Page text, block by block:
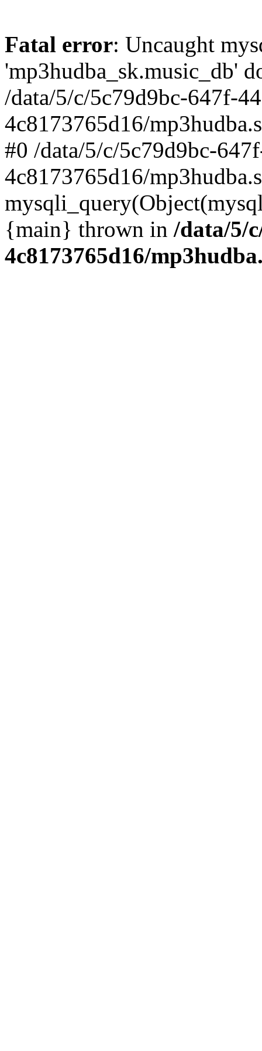
Fatal error: Uncaught
'mp3hudba_sk.music_db'
/data/5/c/5c79d9bc-647f-
4c8173765d16/
#0 /data/5/c/5c79d9bc-
4c8173765d16/
{main} thrown in /data/5/
4c8173765d16/